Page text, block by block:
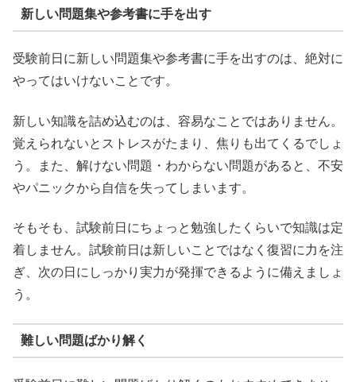
新しい問題集や参考書に手を出す
受験前日に新しい問題集や参考書に手を出すのは、絶対に
やってはいけないことです。
新しい知識を詰め込むのは、容易なことではありません。
覚えられないとストレスがたまり、焦りも出てくるでしょ
う。また、解けない問題・わからない問題があると、不安
やパニックから自信を失ってしまいます。
そもそも、試験前日にちょっと勉強したくらいで知識は定
着しません。試験前日は新しいことではなく復習に力を注
ぎ、次の日にしっかり実力が発揮できるように備えましょ
う。
難しい問題ばかり解く